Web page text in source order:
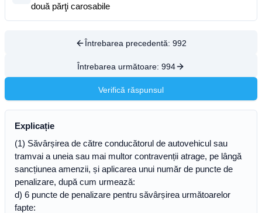
două părţi carosabile
Întrebarea precedentă: 992
Întrebarea următoare: 994
Verifică răspunsul
Explicație
(1) Săvârșirea de către conducătorul de autovehicul sau
tramvai a uneia sau mai multor contravenții atrage, pe lângă
sancțiunea amenzii, și aplicarea unui număr de puncte de
penalizare, după cum urmează:
d) 6 puncte de penalizare pentru săvârșirea următoarelor
fapte: